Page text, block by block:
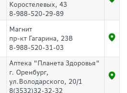
Коростелевых, 43
8-988-520-29-89
Магнит
пр-кт Гагарина, 23В
8-988-520-31-03
Аптека "Планета Здоровья"
г. Оренбург,
ул.Володарского, 20/1
8(3532)32-32-32